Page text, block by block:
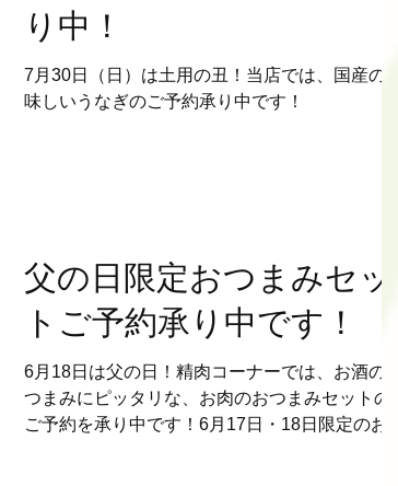
り中！
7月30日（日）は土用の丑！当店では、国産の美
味しいうなぎのご予約承り中です！
父の日限定おつまみセッ
トご予約承り中です！
6月18日は父の日！精肉コーナーでは、お酒のお
つまみにピッタリな、お肉のおつまみセットの
ご予約を承り中です！6月17日・18日限定のお渡